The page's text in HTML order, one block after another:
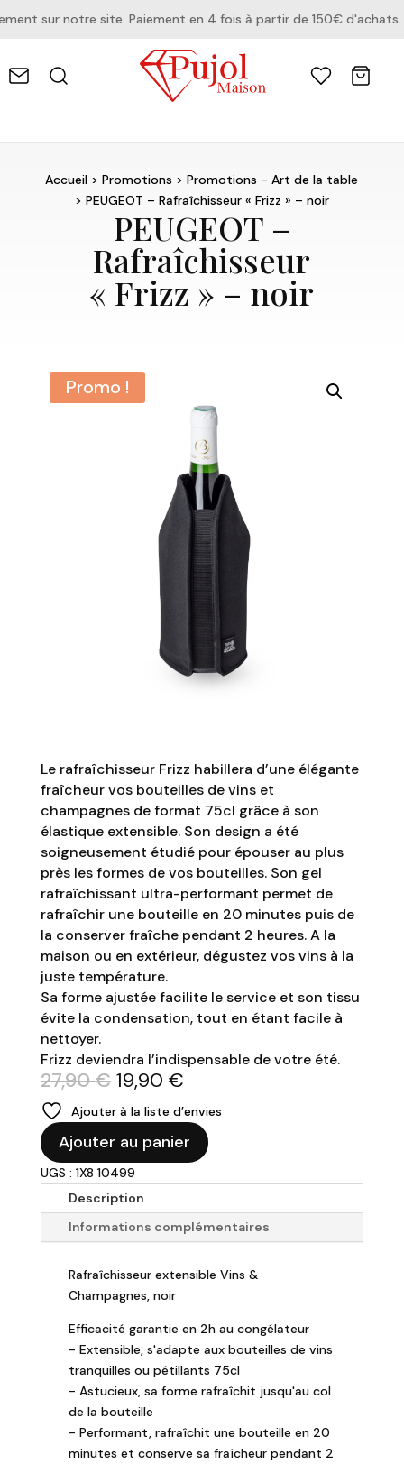
sur notre site. Paiement en 4 fois à partir de 150€ d'achats.
Accueil >Promotions >Promotions - Art de la table
> PEUGEOT – Rafraîchisseur « Frizz » – noir
PEUGEOT –
Rafraîchisseur
« Frizz » – noir
Promo !
Le rafraîchisseur Frizz habillera d’une élégante
fraîcheur vos bouteilles de vins et
champagnes de format 75cl grâce à son
élastique extensible. Son design a été
soigneusement étudié pour épouser au plus
près les formes de vos bouteilles. Son gel
rafraîchissant ultra-performant permet de
rafraîchir une bouteille en 20 minutes puis de
la conserver fraîche pendant 2 heures. A la
maison ou en extérieur, dégustez vos vins à la
juste température.
Sa forme ajustée facilite le service et son tissu
évite la condensation, tout en étant facile à
nettoyer.
Frizz deviendra l’indispensable de votre été.
27,90€ Le
prix
initial
était :
27,90 €.
19,90 €Le
prix
actuel
est :
19,90 €.
Ajouter à la liste d’envies
quantité
de
PEUGEOT
Rafraîchisseur
"Frizz"
Ajouter au panier
UGS : 1X8 10499
Description
Informations complémentaires
Rafraîchisseur extensible Vins &
Champagnes, noir
Efficacité garantie en 2h au congélateur
- Extensible, s'adapte aux bouteilles de vins
tranquilles ou pétillants 75cl
- Astucieux, sa forme rafraîchit jusqu'au col
de la bouteille
- Performant, rafraîchit une bouteille en 20
minutes et conserve sa fraîcheur pendant 2